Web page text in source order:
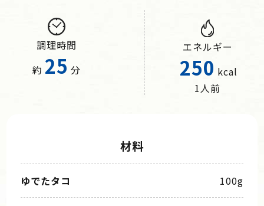
調理時間
約 25 分
エネルギー
250 kcal
1人前
材料
ゆでたタコ 100g